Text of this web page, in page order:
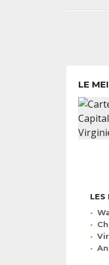
LE
LES